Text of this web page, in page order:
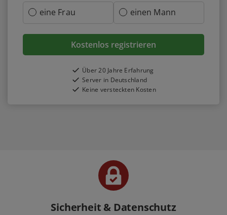
eine Frau
einen Mann
Kostenlos registrieren
Über 20 Jahre Erfahrung
Server in Deutschland
Keine versteckten Kosten
Sicherheit & Datenschutz